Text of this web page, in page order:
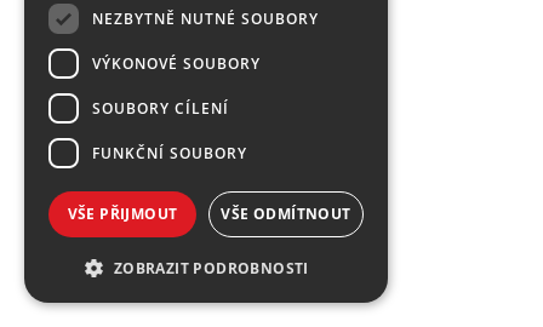
NEZBYTNĚ NUTNÉ SOUBORY
VÝKONOVÉ SOUBORY
SOUBORY CÍLENÍ
FUNKČNÍ SOUBORY
VŠE PŘIJMOUT VŠE ODMÍTNOUT
ZOBRAZIT PODROBNOSTI